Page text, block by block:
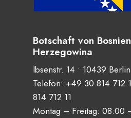
Botschaft von
Herzegowina
Ibsenstr. 14 • 10439
Telefon: +49 30 814 712
814 712 11
Montag – Freitag: 08:00